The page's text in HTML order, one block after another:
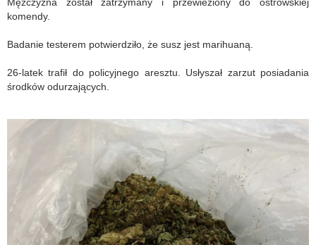
komendy.
Badanie testerem potwierdziło, że susz jest marihuaną.
26-latek trafił do policyjnego aresztu. Usłyszał zarzut posiadania
środków odurzających.